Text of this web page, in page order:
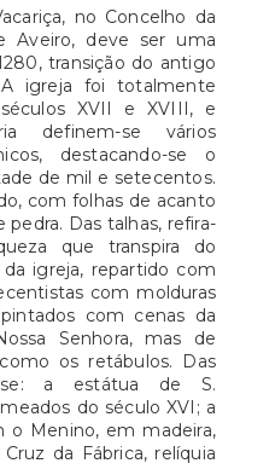
no Concelho da
Aveiro, deve ser uma
transição do antigo
A igreja foi totalmente
XVII e XVIII, e
definem-se vários
destacando-se o
de mil e setecentos.
com folhas de acanto
Das talhas, refira-
que transpira do
igreja, repartido com
com molduras
com cenas da
Senhora, mas de
os retábulos. Das
se: a estátua de S.
do século XVI; a
o Menino, em madeira,
da Fábrica, relíquia